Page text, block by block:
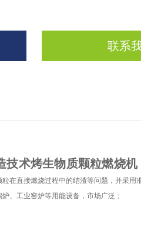
联系
技术烤生物质颗粒燃烧机
在直接燃烧过程中的结渣等问题，并采用
、工业窑炉等用能设备，市场广泛 ；